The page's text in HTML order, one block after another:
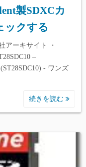
製SDXCカ
ックする
アーキサイト ・
–
- ワンズ
続きを読む